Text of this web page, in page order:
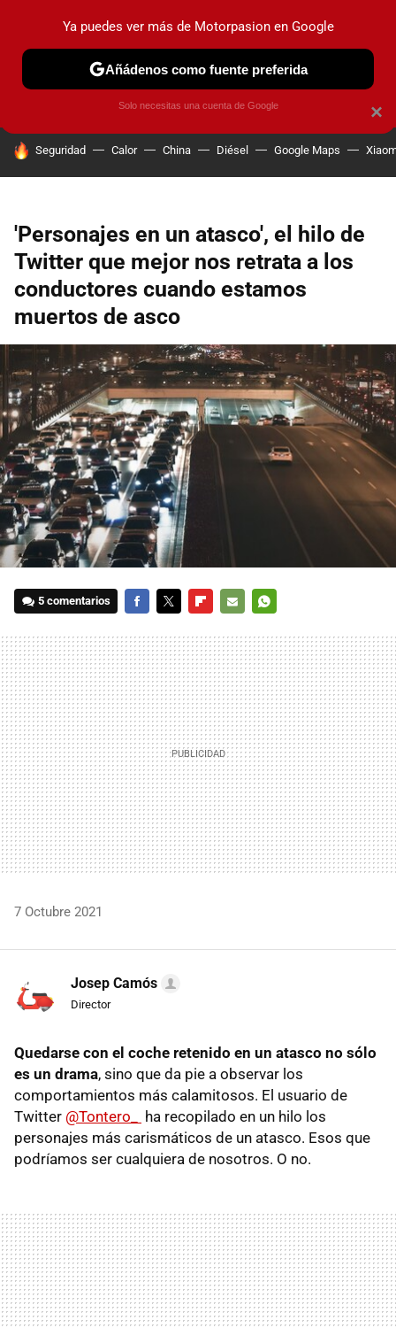
PRUEBAS COCHES ELÉCTRICOS OBSERVATORIO
HOY SE HABLA DE
Seguridad Calor China Diésel Google Maps
'Personajes en un atasco', el hilo de
Twitter que mejor nos retrata a los
conductores cuando estamos
muertos de asco
5 comentarios
MAIL
7 Octubre 2021
Josep Camós
Director
Quedarse con el coche retenido en un atasco no sólo
es un drama, sino que da pie a observar los
comportamientos más calamitosos. El usuario de
Twitter @Tontero_
ha recopilado en un hilo los
personajes más carismáticos de un atasco. Esos que
podríamos ser cualquiera de nosotros. O no.
×
Ya puedes ver más de Motorpasion en Google
Añádenos como fuente preferida
Solo necesitas una cuenta de Google